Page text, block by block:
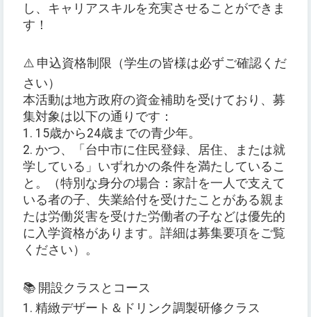
し、キャリアスキルを充実させることができま
す！
⚠️ 申込資格制限（学生の皆様は必ずご確認くだ
さい）
本活動は地方政府の資金補助を受けており、募
集対象は以下の通りです：
1. 15歳から24歳までの青少年。
2. かつ、「台中市に住民登録、居住、または就
学している」いずれかの条件を満たしているこ
と。（特別な身分の場合：家計を一人で支えて
いる者の子、失業給付を受けたことがある親ま
たは労働災害を受けた労働者の子などは優先的
に入学資格があります。詳細は募集要項をご覧
ください）。
📚 開設クラスとコース
1. 精緻デザート＆ドリンク調製研修クラス